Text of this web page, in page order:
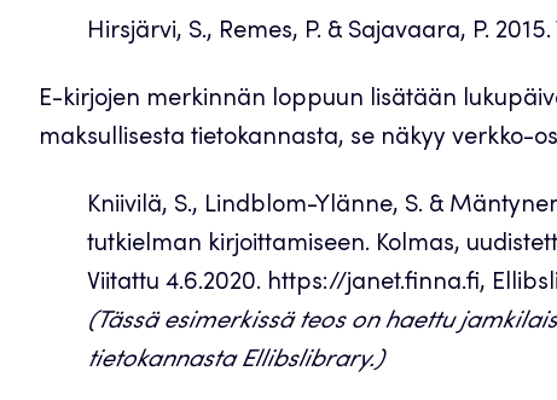
Hirsjärvi, S., Remes, P. & Sajavaara, P.
E-kirjojen merkinnän loppuun lisätään
maksullisesta tietokannasta, se näkyy verkko-
Kniivilä, S., Lindblom-Ylänne, S. &
tutkielman kirjoittamiseen. Kolmas,
Viitattu 4.6.2020. https://janet.finna.fi,
(Tässä esimerkissä teos on haettu
tietokannasta Ellibslibrary.)